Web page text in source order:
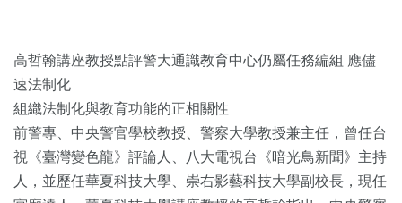
高哲翰講座教授點評警大通識教育中心仍屬任務編組 應儘
速法制化
組織法制化與教育功能的正相關性
前警專、中央警官學校教授、警察大學教授兼主任，曾任台
視《臺灣變色龍》評論人、八大電視台《暗光鳥新聞》主持
人，並歷任華夏科技大學、崇右影藝科技大學副校長，現任